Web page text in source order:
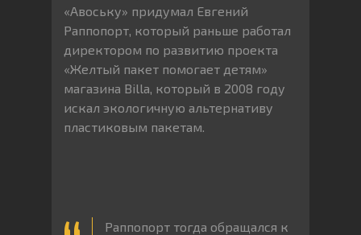
«Авоську» придумал Евгений
Раппопорт, который раньше работал
директором по развитию проекта
«Желтый пакет помогает детям»
магазина Billa, который в 2008 году
искал экологичную альтернативу
пластиковым пакетам.
Раппопорт тогда обращался к